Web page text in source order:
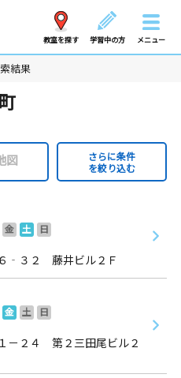
教室を探す 学習中の方 メニュー
結果
図
さらに条件
を絞り込む
金 土
日
‐３２ 藤井ビル２Ｆ
金 土
日
－２４ 第２三田尾ビル２